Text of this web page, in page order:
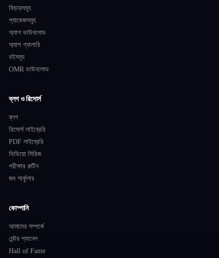
ফিচারসমূহ
প্যাকেজসমূহ
অ্যাপ ডাউনলোড
অ্যাপ গ্যালারি
বইসমূহ
OMR ডাউনলোড
ব্লগ ও রিসোর্স
ব্লগ
রিসোর্স লাইব্রেরি
PDF লাইব্রেরি
ভিডিয়ো সিরিজ
পরীক্ষার রুটিন
জব সার্কুলার
কোম্পানি
আমাদের সম্পর্কে
মেন্টর প্যানেল
Hall of Fame